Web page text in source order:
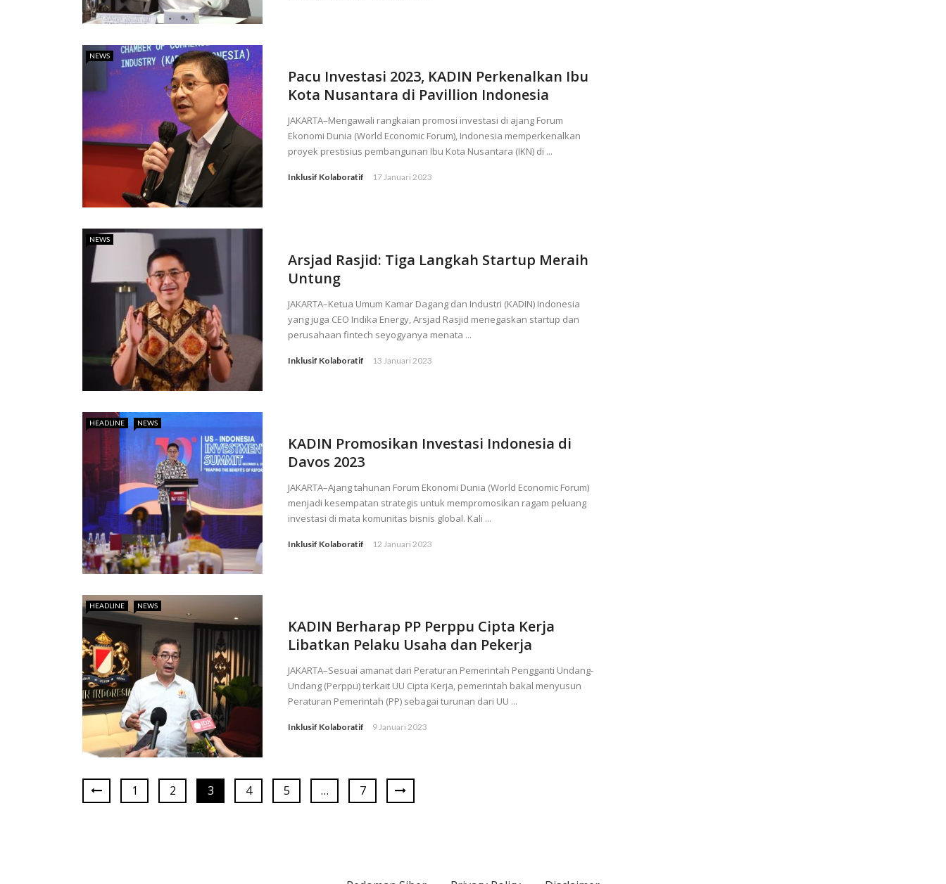
NEWS
Pacu Investasi 2023, KADIN Perkenalkan Ibu
Kota Nusantara di Pavillion Indonesia
JAKARTA–Mengawali rangkaian promosi investasi di ajang Forum
Ekonomi Dunia (World Economic Forum), Indonesia memperkenalkan
proyek prestisius pembangunan Ibu Kota Nusantara (IKN) di ...
Inklusif Kolaboratif 17 Januari 2023
NEWS
Arsjad Rasjid: Tiga Langkah Startup Meraih
Untung
JAKARTA–Ketua Umum Kamar Dagang dan Industri (KADIN) Indonesia
yang juga CEO Indika Energy, Arsjad Rasjid menegaskan startup dan
perusahaan fintech seyogyanya menata ...
Inklusif Kolaboratif 13 Januari 2023
HEADLINE NEWS
KADIN Promosikan Investasi Indonesia di
Davos 2023
JAKARTA–Ajang tahunan Forum Ekonomi Dunia (World Economic Forum)
menjadi kesempatan strategis untuk mempromosikan ragam peluang
investasi di mata komunitas bisnis global. Kali ...
Inklusif Kolaboratif 12 Januari 2023
HEADLINE NEWS
KADIN Berharap PP Perppu Cipta Kerja
Libatkan Pelaku Usaha dan Pekerja
JAKARTA–Sesuai amanat dari Peraturan Pemerintah Pengganti Undang-
Undang (Perppu) terkait UU Cipta Kerja, pemerintah bakal menyusun
Peraturan Pemerintah (PP) sebagai turunan dari UU ...
Inklusif Kolaboratif 9 Januari 2023
1 2 3 4 5 … 7